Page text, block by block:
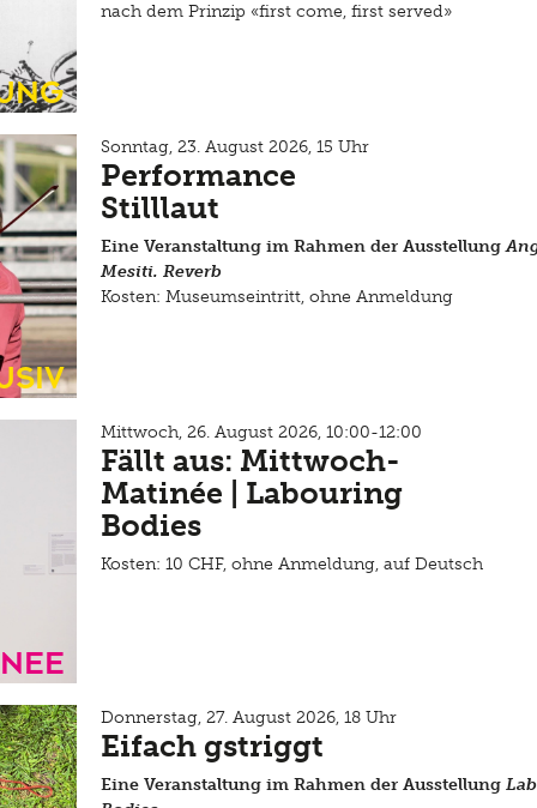
nach dem Prinzip «first come, first served»
Sonntag, 23. August 2026, 15 Uhr
Performance
Stilllaut
Eine Veranstaltung im Rahmen der Ausstellung
Mesiti. Reverb
Kosten: Museumseintritt, ohne Anmeldung
Mittwoch, 26. August 2026, 10:00-12:00
Fällt aus: Mittwoch-
Matinée | Labouring
Bodies
Kosten: 10 CHF, ohne Anmeldung, auf Deutsch
Donnerstag, 27. August 2026, 18 Uhr
Eifach gstriggt
Eine Veranstaltung im Rahmen der Ausstellung